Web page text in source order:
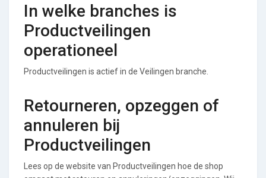
In welke branches is
Productveilingen
operationeel
Productveilingen is actief in de Veilingen branche.
Retourneren, opzeggen of
annuleren bij
Productveilingen
Lees op de website van Productveilingen hoe de shop